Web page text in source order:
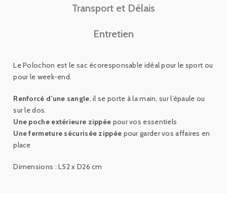
Transport et Délais
Entretien
Le Polochon est le sac écoresponsable idéal pour le sport ou
pour le week-end.
Renforcé d’une sangle , il se porte à la main, sur l’épaule ou
sur le dos.
Une poche extérieure zippée pour vos essentiels
Une fermeture sécurisée zippée pour garder vos affaires en
place
Dimensions : L52 x D26 cm